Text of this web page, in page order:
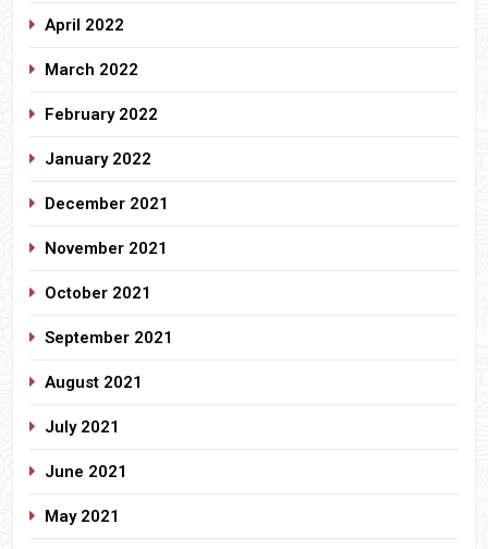
April 2022
March 2022
February 2022
January 2022
December 2021
November 2021
October 2021
September 2021
August 2021
July 2021
June 2021
May 2021